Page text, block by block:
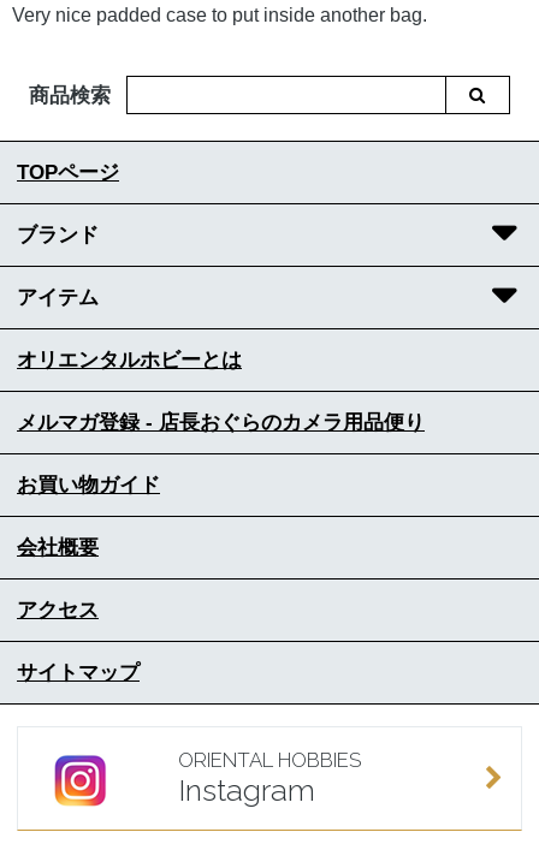
Very nice padded case to put inside another bag.
商品検索
TOPページ
ブランド
アイテム
オリエンタルホビーとは
メルマガ登録 - 店長おぐらのカメラ用品便り
お買い物ガイド
会社概要
アクセス
サイトマップ
ORIENTAL HOBBIES
Instagram